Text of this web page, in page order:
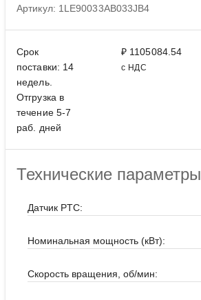
Артикул: 1LE90033AB033JB4
Срок
поставки: 14
недель.
Отгрузка в
течение 5-7
раб. дней
₽ 1105084.54
с НДС
Технические параметры
Датчик PTC:
Номинальная мощность (кВт):
Скорость вращения, об/мин: